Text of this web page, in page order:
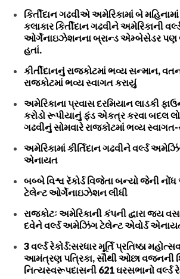
કિર્તીદાન ગઢવીએ અમેરિકામાં બે
કલાકાર કિર્તીદાન ગઢવીને અમેરિકાની
ઓર્ગેનાઇઝેશનના બ્રાન્ડ એમ્બેસેડર પણ
હતાં.
કીર્તીદાનનું રાજકોટમાં ભવ્ય સન્માન,
રાજકોટમાં ભવ્ય સ્વાગત કરાયું
અમેરિકાના પ્રવાસ દરમિયાન લાડકી
કરોડો રૂપીયાનું ફંડ એકત્ર કરવા બદલ
ગઢવીનું સોમવારે રાજકોટમાં ભવ્ય
અમેરિકામાં કીર્તિદાન ગઢવીને વર્લ્ડ
એનાયત
બબ્બે વિશ્વ રૅકોર્ડ વિજેતા બન્યો જેની નોંધ
ટેલેન્ટ ઓર્ગેનાઇઝેશન લીધી
રાજકોટઃ અમેરિકાની કંપની દ્વારા જય
દવેને વર્લ્ડ અમેઝિંગ ટેલેન્ટ એવોર્ડ
3 વર્લ્ડ રેકોર્ડ:સરધાર મૂર્તિ પ્રતિષ્ઠા
આમંત્રણ પત્રિકા, સૌથી ઓછા વજનની
નિત્યસ્વરૂપદાસની 621 ઘરસભાનો વર્લ્ડ